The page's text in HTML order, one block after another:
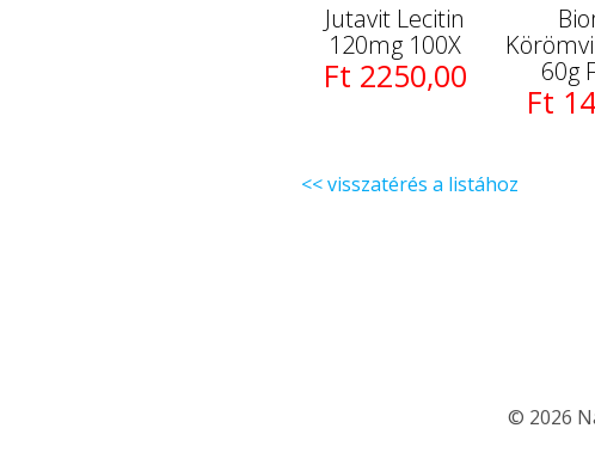
Jutavit Lecitin
120mg 100X
Ft 2250,00
60g
Ft
<< visszatérés a listához
© 2026